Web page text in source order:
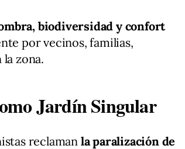
biodiversidad y confort
por vecinos, familias,
zona.
Jardín Singular
reclaman la paralización de